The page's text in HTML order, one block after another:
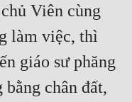
Viên cùng
làm việc, thì
giáo sư phăng
chân đất,